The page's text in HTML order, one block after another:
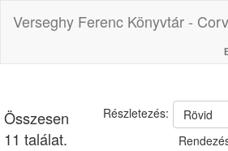
Verseghy Ferenc Könyvtár -
Összesen
11 találat.
Rövid
Részletezés: